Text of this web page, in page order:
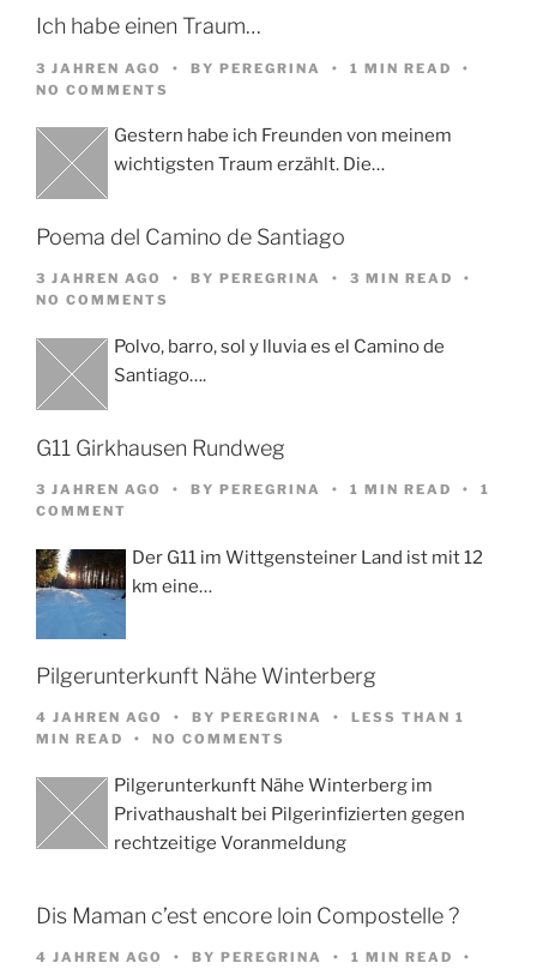
Ich habe einen Traum…
3 JAHREN AGO BY PEREGRINA
1 MIN READ
NO COMMENTS
Gestern habe ich Freunden von meinem
wichtigsten Traum erzählt. Die…
Poema del Camino de Santiago
3 JAHREN AGO BY PEREGRINA
3 MIN READ
NO COMMENTS
Polvo, barro, sol y lluvia es el Camino de
Santiago….
G11 Girkhausen Rundweg
3 JAHREN AGO BY PEREGRINA 1 MIN READ
1
COMMENT
Der G11 im Wittgensteiner Land ist mit 12
km eine…
Pilgerunterkunft Nähe Winterberg
4 JAHREN AGO BY PEREGRINA
LESS THAN 1
MIN READ
NO COMMENTS
Pilgerunterkunft Nähe Winterberg im
Privathaushalt bei Pilgerinfizierten gegen
rechtzeitige Voranmeldung
Dis Maman c’est encore loin Compostelle ?
4 JAHREN AGO BY PEREGRINA
1 MIN READ